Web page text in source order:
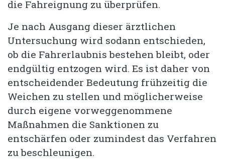
die Fahreignung zu überprüfen.
Je nach Ausgang dieser ärztlichen
Untersuchung wird sodann entschieden,
ob die Fahrerlaubnis bestehen bleibt, oder
endgültig entzogen wird. Es ist daher von
entscheidender Bedeutung frühzeitig die
Weichen zu stellen und möglicherweise
durch eigene vorweggenommene
Maßnahmen die Sanktionen zu
entschärfen oder zumindest das Verfahren
zu beschleunigen.